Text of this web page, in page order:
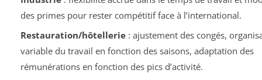
des primes pour rester compétitif face à l’international.
Restauration/hôtellerie: ajustement des congés,
variable du travail en fonction des saisons, adaptation des
rémunérations en fonction des pics d’activité.